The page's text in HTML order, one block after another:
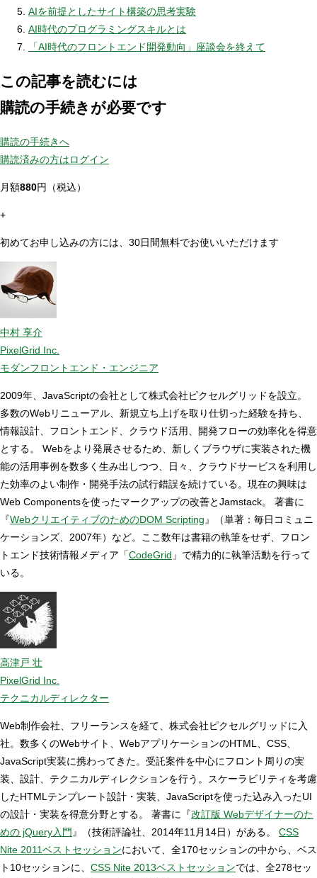
AIを前提としたサイト構築の思考実験
AI時代のプログラミングスキルとは
「AI時代のフロントエンド開発動向」座談会を終えて
この記事を読むには
購読の手続きが必要です
購読の手続きへ
購読済みの方はログイン
月額880円（税込）
+
初めてお申し込みの方には、30日間無料でお使いいただけます
中村 享介
PixelGrid Inc.
モダンフロントエンド・エンジニア
2009年、JavaScriptの会社として株式会社ピクセルグリッドを設立。
多数のWebリニューアル、新規立ち上げを取り仕切った経験を持ち、
情報設計、フロントエンド、クラウド活用、開発フローの効率化を得意
とする。 Webをより発展させるため、新しくブラウザに実装された機
能の活用事例を数多く生み出しつつ、日々、クラウドサービスを利用し
た効率のよい制作・開発手法の試行錯誤を続けている。現在の興味は
Web Componentsを使ったマークアップの改善とJamstack。 著書に
『WebクリエイティブのためのDOM Scripting 』（単著：毎日コミュニ
ケーションズ、2007年）など。ここ数年は書籍の執筆をせず、フロン
トエンド技術情報メディア「CodeGrid 」で精力的に執筆活動を行って
いる。
高津戸 壮
PixelGrid Inc.
テクニカルディレクター
Web制作会社、フリーランスを経て、株式会社ピクセルグリッドに入
社。数多くのWebサイト、WebアプリケーションのHTML、CSS、
JavaScript実装に携わってきた。受託案件を中心にフロント周りの実
装、設計、テクニカルディレクションを行う。スケーラビリティを考慮
したHTMLテンプレート設計・実装、JavaScriptを使った込み入ったUI
の設計・実装を得意分野とする。 著書に『改訂版 Webデザイナーのた
めの jQuery入門 』（技術評論社、2014年11月14日）がある。 CSS
Nite 2011ベストセッションにおいて、全170セッションの中から、ベス
ト10セッションに、 CSS Nite 2013ベストセッションでは、全278セッ